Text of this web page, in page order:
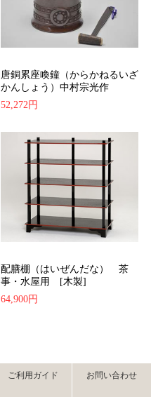
唐銅累座喚鐘（からかねるいざ
かんしょう）中村宗光作
52,272円
配膳棚（はいぜんだな） 茶
事・水屋用 [木製]
64,900円
ご利用ガイド お問い合わせ